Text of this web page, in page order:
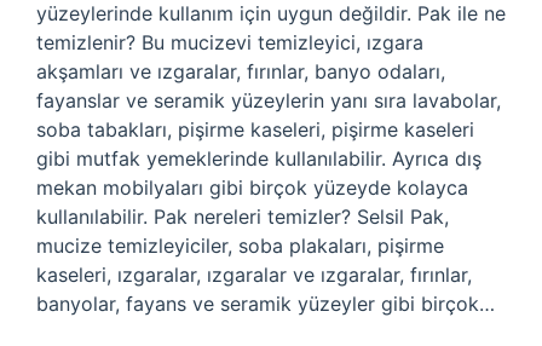
yüzeylerinde kullanım için uygun değildir. Pak ile ne
temizlenir? Bu mucizevi temizleyici, ızgara
akşamları ve ızgaralar, fırınlar, banyo odaları,
fayanslar ve seramik yüzeylerin yanı sıra lavabolar,
soba tabakları, pişirme kaseleri, pişirme kaseleri
gibi mutfak yemeklerinde kullanılabilir. Ayrıca dış
mekan mobilyaları gibi birçok yüzeyde kolayca
kullanılabilir. Pak nereleri temizler? Selsil Pak,
mucize temizleyiciler, soba plakaları, pişirme
kaseleri, ızgaralar, ızgaralar ve ızgaralar, fırınlar,
banyolar, fayans ve seramik yüzeyler gibi birçok…